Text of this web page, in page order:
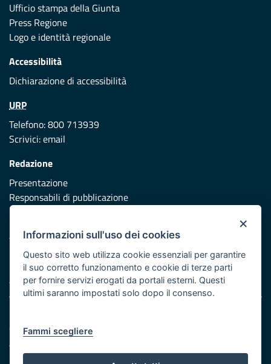
Ufficio stampa della Giunta
Press Regione
Logo e identità regionale
Accessibilità
Dichiarazione di accessibilità
URP
Telefono: 800 713939
Scrivici:email
Redazione
Presentazione
Responsabili di pubblicazione
Vai al sito di Protezione Civile Puglia
Iniziativa finanziata con risorse del POR Puglia 2014/2020 -
Asse XI
Cookie e privacy
Atti di notifica
Feed RSS
×
Informazioni sull'uso dei cookies
Questo sito web utilizza cookie essenziali per garantire
il suo corretto funzionamento e cookie di terze parti
per fornire servizi erogati da portali esterni. Questi
ultimi saranno impostati solo dopo il consenso.
Fammi scegliere